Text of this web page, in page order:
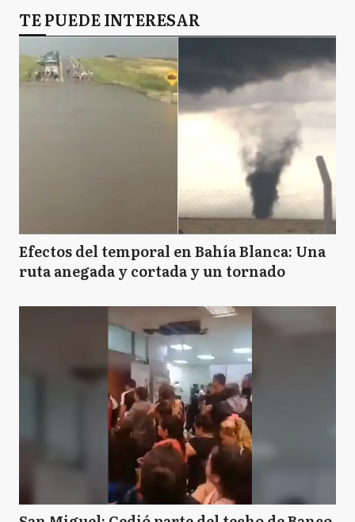
TE PUEDE INTERESAR
Efectos del temporal en Bahía Blanca: Una
ruta anegada y cortada y un tornado